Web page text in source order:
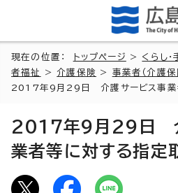
現在の位置： トップページ > くらし
者福祉
> 介護保険 > 事業者（介護保
2017年9月29日 介護サービス事業
2017年9月29日
業者等に対する指定